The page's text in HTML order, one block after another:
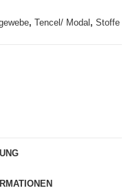
,Tencel/ Modal,Stoffe